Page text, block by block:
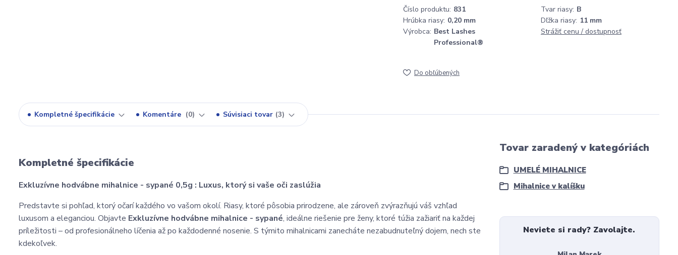
Číslo produktu: 831 Tvar riasy: B
Hrúbka riasy: 0,20 mm Dľžka riasy: 11 mm
Výrobca: Best Lashes
Professional®
Strážiť cenu / dostupnosť
Do obľúbených
Kompletné špecifikácie Komentáre 0 Súvisiaci tovar 3
Kompletné špecifikácie
Exkluzívne hodvábne mihalnice - sypané 0,5g : Luxus, ktorý si vaše oči zaslúžia
Predstavte si pohľad, ktorý očarí každého vo vašom okolí. Riasy, ktoré pôsobia prirodzene, ale zároveň zvýrazňujú váš vzhľad
luxusom a eleganciou. Objavte Exkluzívne hodvábne mihalnice - sypané, ideálne riešenie pre ženy, ktoré túžia zažiariť na každej
príležitosti – od profesionálneho líčenia až po každodenné nosenie. S týmito mihalnicami zanecháte nezabudnuteľný dojem, nech ste
kdekoľvek.
Tovar zaradený v kategóriách
UMELÉ MIHALNICE
Mihalnice v kalíšku
Neviete si rady? Zavolajte.